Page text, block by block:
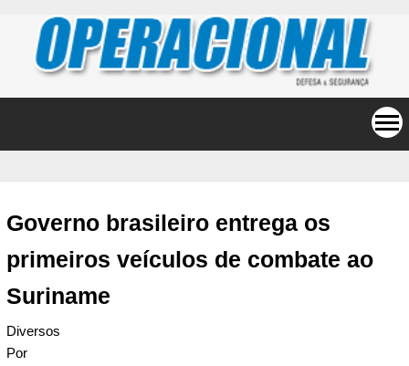
Governo brasileiro entrega os
primeiros veículos de combate ao
Suriname
Diversos
Por